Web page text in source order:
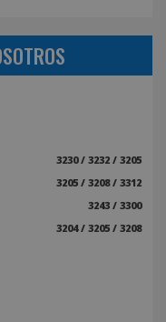
3230 / 3232 / 3205
3205 / 3208 / 3312
3243 / 3300
3204 / 3205 / 3208